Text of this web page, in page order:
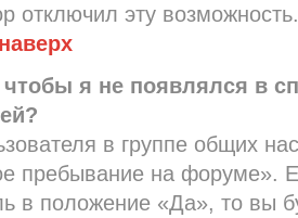
отключил эту возможность.
чтобы я не появлялся в
в группе общих
пребывание на форуме».
в положение «Да», то вы